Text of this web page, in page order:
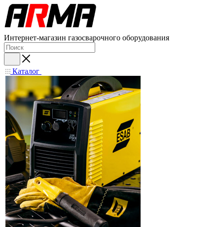
Интернет-магазин газосварочного оборудования
Каталог